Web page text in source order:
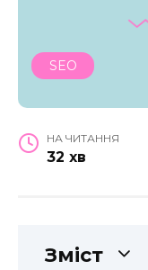
SEO
НА ЧИТАННЯ
32 хв
Зміст